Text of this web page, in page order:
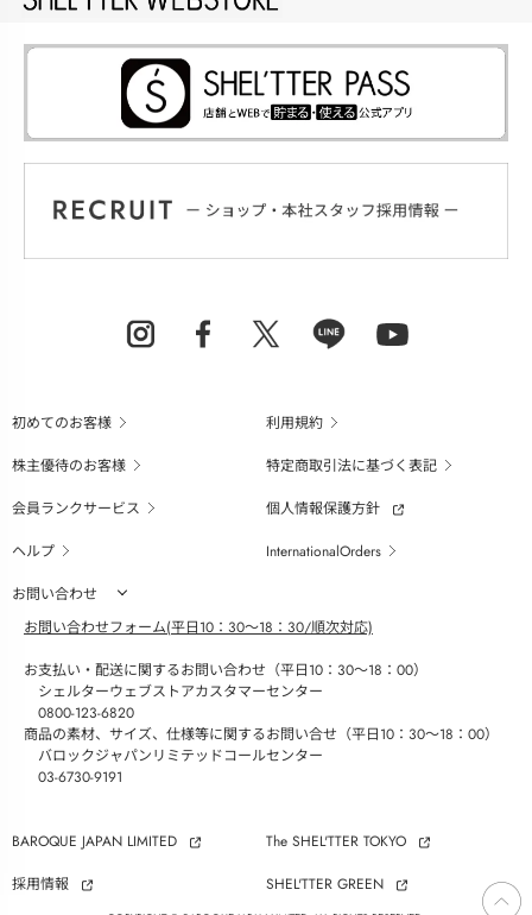
ページ
トップ
初めてのお客様
利用規約
株主優待のお客様
特定商取引法に基づく表記
会員ランクサービス
個人情報保護方針
ヘルプ
InternationalOrders
お問い合わせ
お問い合わせフォーム(平日10：30～18：30/順次対応)
お支払い・配送に関するお問い合わせ（平日10：30～18：00）
シェルターウェブストアカスタマーセンター
0800-123-6820
商品の素材、サイズ、仕様等に関するお問い合せ（平日10：30～18：00）
バロックジャパンリミテッドコールセンター
03-6730-9191
BAROQUE JAPAN LIMITED
The SHEL'TTER TOKYO
採用情報
SHEL'TTER GREEN